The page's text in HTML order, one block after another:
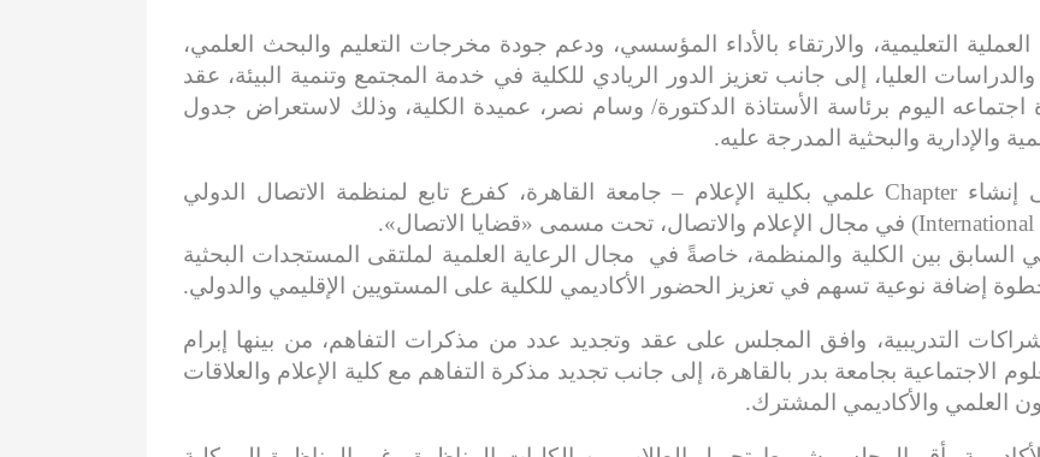
التعليمية، والارتقاء بالأداء المؤسسي، ودعم جودة مخرجات التعليم والبحث العلمي،
العليا، إلى جانب تعزيز الدور الريادي للكلية في خدمة المجتمع وتنمية البيئة، عقد
اجتماعه اليوم برئاسة الأستاذة الدكتورة/ وسام نصر، عميدة الكلية، وذلك لاستعراض جدول
والإدارية والبحثية المدرجة عليه.
وخلال الاجتماع، وافق المجلس على إنشاء Chapter علمي بكلية الإعلام – جامعة القاهرة، كفرع تابع لمنظمة الاتصال الدولي
السابق بين الكلية والمنظمة، خاصةً في مجال الرعاية العلمية لملتقى المستجدات البحثية
إضافة نوعية تسهم في تعزيز الحضور الأكاديمي للكلية على المستويين الإقليمي والدولي.
التدريبية، وافق المجلس على عقد وتجديد عدد من مذكرات التفاهم، من بينها إبرام
الاجتماعية بجامعة بدر بالقاهرة، إلى جانب تجديد مذكرة التفاهم مع كلية الإعلام والعلاقات
العلمي والأكاديمي المشترك.